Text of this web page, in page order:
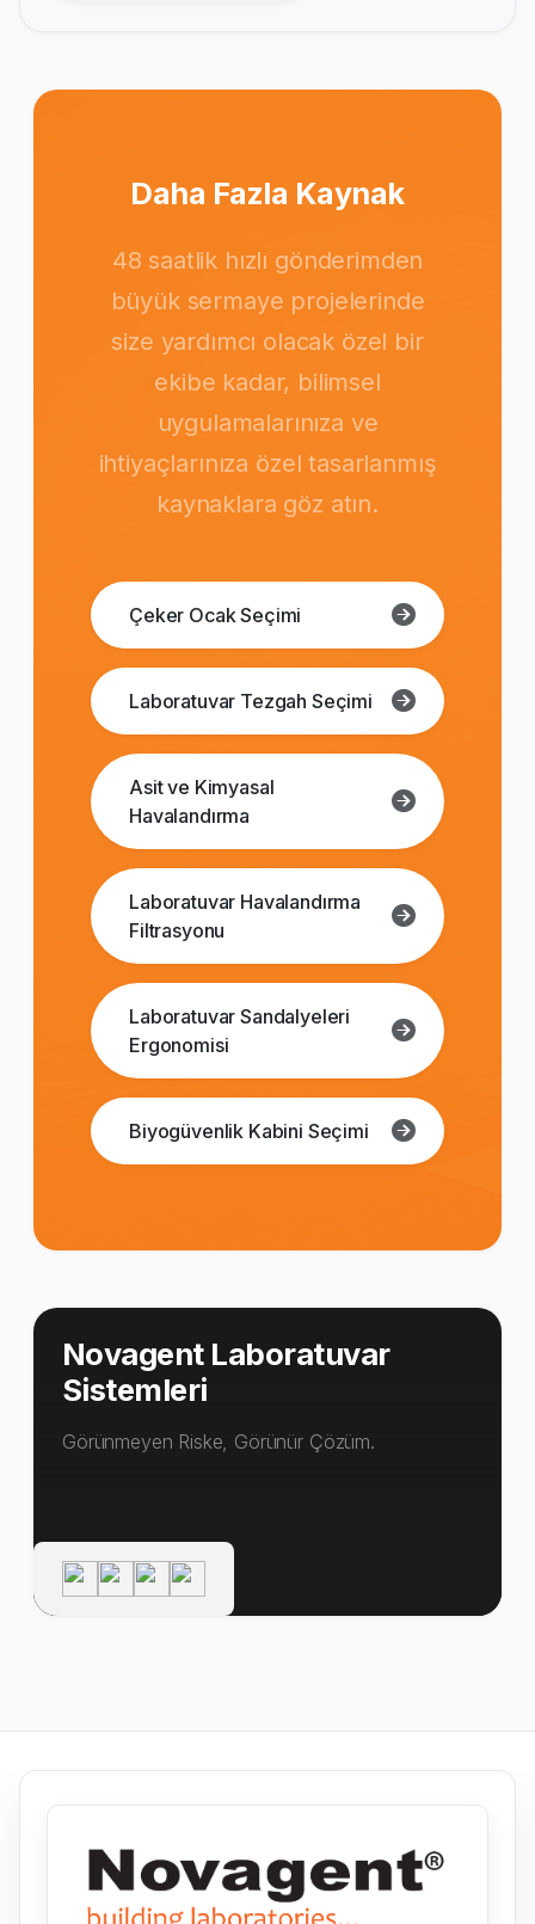
Daha Fazla Kaynak
48 saatlik hızlı gönderimden
büyük sermaye projelerinde
size yardımcı olacak özel bir
ekibe kadar, bilimsel
uygulamalarınıza ve
ihtiyaçlarınıza özel tasarlanmış
kaynaklara göz atın.
Çeker Ocak Seçimi
Laboratuvar Tezgah Seçimi
Asit ve Kimyasal
Havalandırma
Laboratuvar Havalandırma
Filtrasyonu
Laboratuvar Sandalyeleri
Ergonomisi
Biyogüvenlik Kabini Seçimi
Novagent Laboratuvar
Sistemleri
Görünmeyen Riske, Görünür Çözüm.